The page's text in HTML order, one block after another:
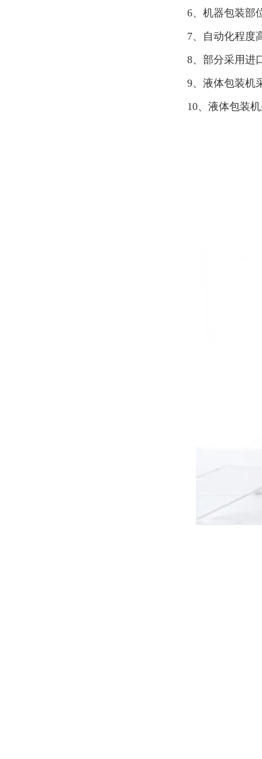
6、机器包装部
7、自动化程度
8、部分采用进
9、液体包装机
10、液体包装